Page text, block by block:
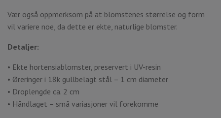
Vær også oppmerksom på at blomstenes størrelse og form
vil variere noe, da dette er ekte, naturlige blomster.
Detaljer:
• Ekte hortensiablomster, preservert i UV-resin
• Øreringer i 18k gullbelagt stål – 1 cm diameter
• Droplengde ca. 2 cm
• Håndlaget – små variasjoner vil forekomme